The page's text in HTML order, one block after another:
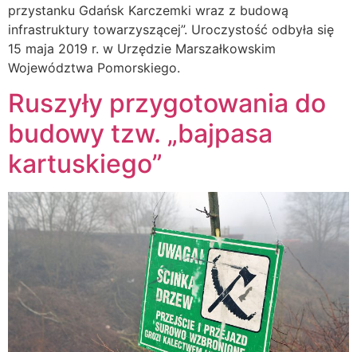
przystanku Gdańsk Karczemki wraz z budową
infrastruktury towarzyszącej”. Uroczystość odbyła się
15 maja 2019 r. w Urzędzie Marszałkowskim
Województwa Pomorskiego.
Ruszyły przygotowania do
budowy tzw. „bajpasa
kartuskiego”